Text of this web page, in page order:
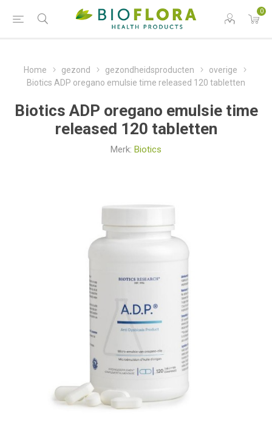
0
Home gezond gezondheidsproducten
overige
Biotics ADP oregano emulsie time released 120 tabletten
Biotics ADP oregano emulsie time
released 120 tabletten
Merk: Biotics